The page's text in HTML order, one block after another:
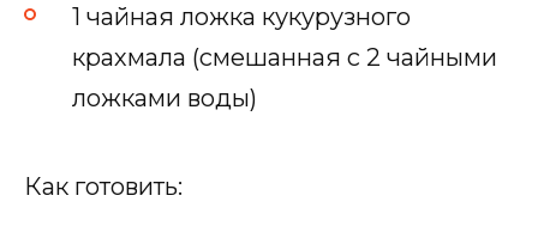
1 чайная ложка кукурузного
крахмала (смешанная с 2 чайными
ложками воды)
Как готовить: